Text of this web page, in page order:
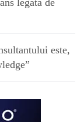
legată de
este,